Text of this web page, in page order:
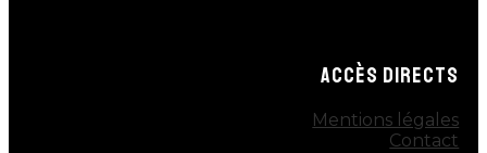
ACCÈS DIRECTS
Mentions légales
Contact